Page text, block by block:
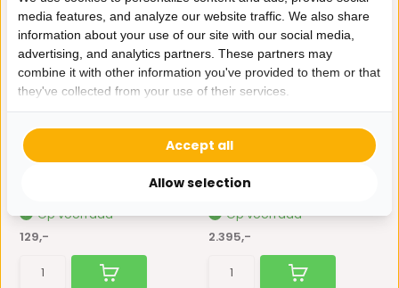
Elif 406 | Vloerkleed
Japandi Stijl - Be...
modern kleed dat zorg...
Op voorraad
129,-
Hoekbank Luna - Licht
greige
prachtig uit, maar...
Op voorraad
2.395,-
media features, and analyze our website traffic. We also share
information about your use of our site with our social media,
advertising, and analytics partners. These partners may
combine it with other information you've provided to them or that
they've collected from your use of their services.
Allow selection
Accept all